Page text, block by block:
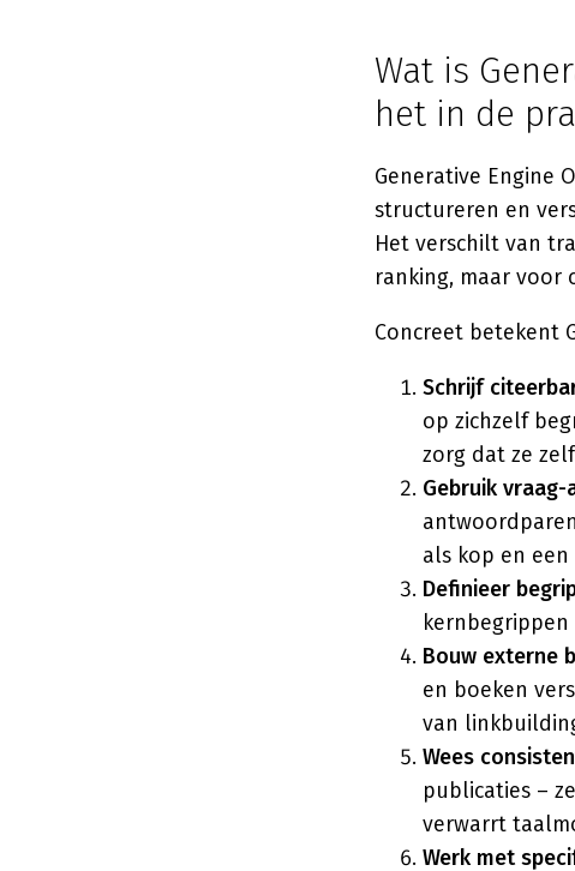
Wat is
het in de
Generative Engine
structureren en
Het verschilt van
ranking, maar voor
Concreet betekent
Schrijf
op zichzelf
zorg dat ze
Gebruik
als kop en
Definieer
Bouw externe
en boeken
van
Wees
publicaties –
verwarrt
Werk met